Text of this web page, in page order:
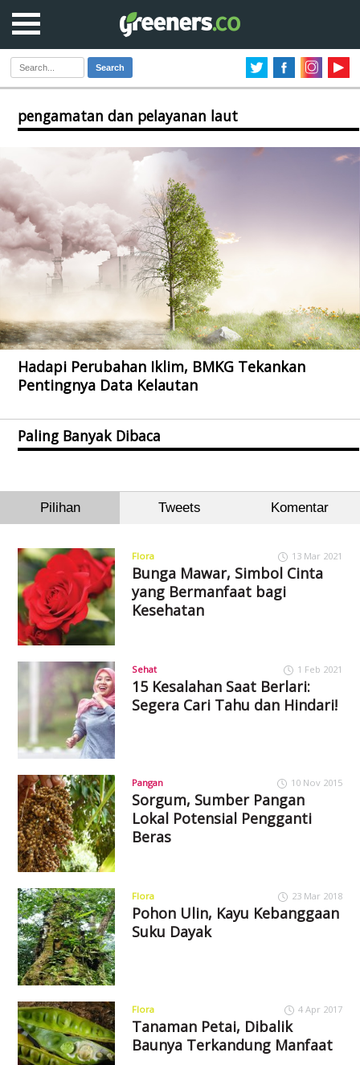
Search
pengamatan dan pelayanan laut
Hadapi Perubahan Iklim, BMKG Tekankan
Pentingnya Data Kelautan
Paling Banyak Dibaca
Pilihan Tweets Komentar
Flora 13 Mar 2021
Bunga Mawar, Simbol Cinta
yang Bermanfaat bagi
Kesehatan
Sehat 1 Feb 2021
15 Kesalahan Saat Berlari:
Segera Cari Tahu dan Hindari!
Pangan 10 Nov 2015
Sorgum, Sumber Pangan
Lokal Potensial Pengganti
Beras
Flora 23 Mar 2018
Pohon Ulin, Kayu Kebanggaan
Suku Dayak
Flora 4 Apr 2017
Tanaman Petai, Dibalik
Baunya Terkandung Manfaat